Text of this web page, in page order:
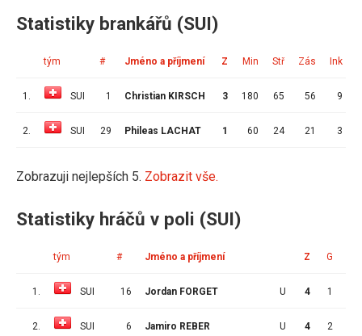
Statistiky brankářů (SUI)
tým # Jméno a příjmení Z Min Stř Zás Ink
1. SUI 1 Christian KIRSCH 3 180 65 56 9
2. SUI 29 Phileas LACHAT 1 60 24 21 3
Zobrazuji nejlepších 5. Zobrazit vše.
Statistiky hráčů v poli (SUI)
tým # Jméno a příjmení Z G
1. SUI 16 Jordan FORGET U 4 1
2. SUI 6 Jamiro REBER U 4 2